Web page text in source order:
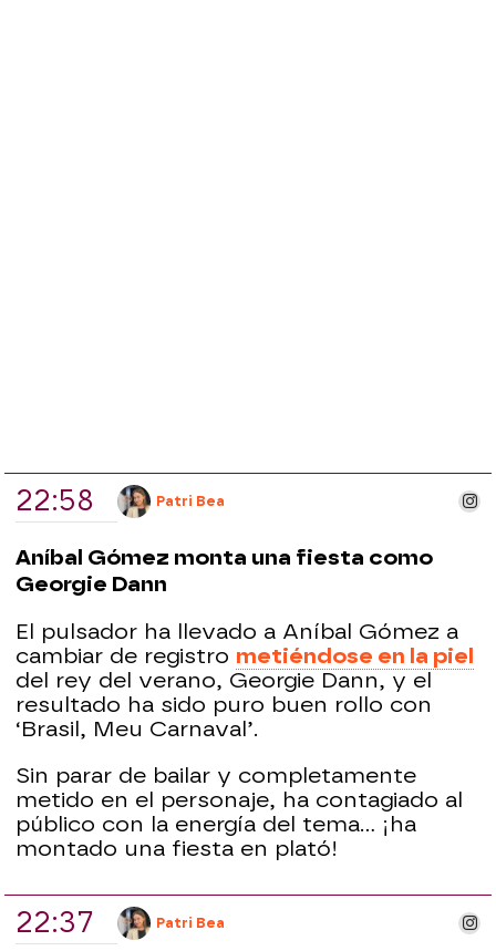
22:58 Patri Bea
Aníbal Gómez monta una fiesta como
Georgie Dann
El pulsador ha llevado a Aníbal Gómez a
cambiar de registro metiéndose en la piel
del rey del verano, Georgie Dann, y el
resultado ha sido puro buen rollo con
‘Brasil, Meu Carnaval’.
Sin parar de bailar y completamente
metido en el personaje, ha contagiado al
público con la energía del tema... ¡ha
montado una fiesta en plató!
22:37 Patri Bea